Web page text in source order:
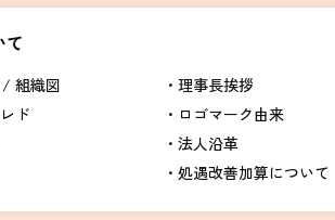
て
組織図
理事長挨拶
ド
ロゴマーク由来
法人沿革
処遇改善加算について